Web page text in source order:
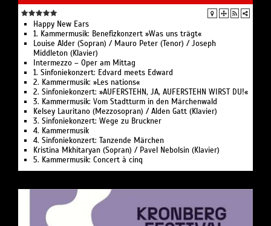
Happy New Ears
1. Kammermusik: Benefizkonzert »Was uns trägt«
Louise Alder (Sopran) / Mauro Peter (Tenor) / Joseph
Middleton (Klavier)
Intermezzo – Oper am Mittag
1. Sinfoniekonzert: Edvard meets Edward
2. Kammermusik: »Les nations«
2. Sinfoniekonzert: »AUFERSTEHN, JA, AUFERSTEHN WIRST DU!«
3. Kammermusik: Vom Stadtturm in den Märchenwald
Kelsey Lauritano (Mezzosopran) / Alden Gatt (Klavier)
3. Sinfoniekonzert: Wege zu Bruckner
4. Kammermusik
4. Sinfoniekonzert: Tanzende Märchen
Kristina Mkhitaryan (Sopran) / Pavel Nebolsin (Klavier)
5. Kammermusik: Concert à cinq